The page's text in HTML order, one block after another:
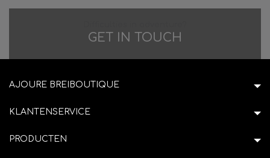
GET IN TOUCH
AJOURE BREIBOUTIQUE
KLANTENSERVICE
PRODUCTEN